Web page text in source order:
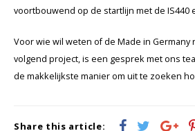
voortbouwend op de startlijn met de IS440
Voor wie wil weten of de Made in Germany
volgend project, is een gesprek met ons
de makkelijkste manier om uit te zoeken
Share this article: